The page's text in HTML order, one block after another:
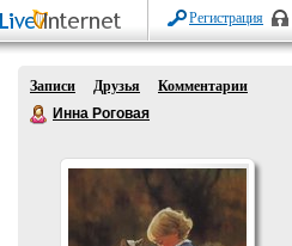
Регистрация
Записи Друзья
Комментарии
Инна Роговая